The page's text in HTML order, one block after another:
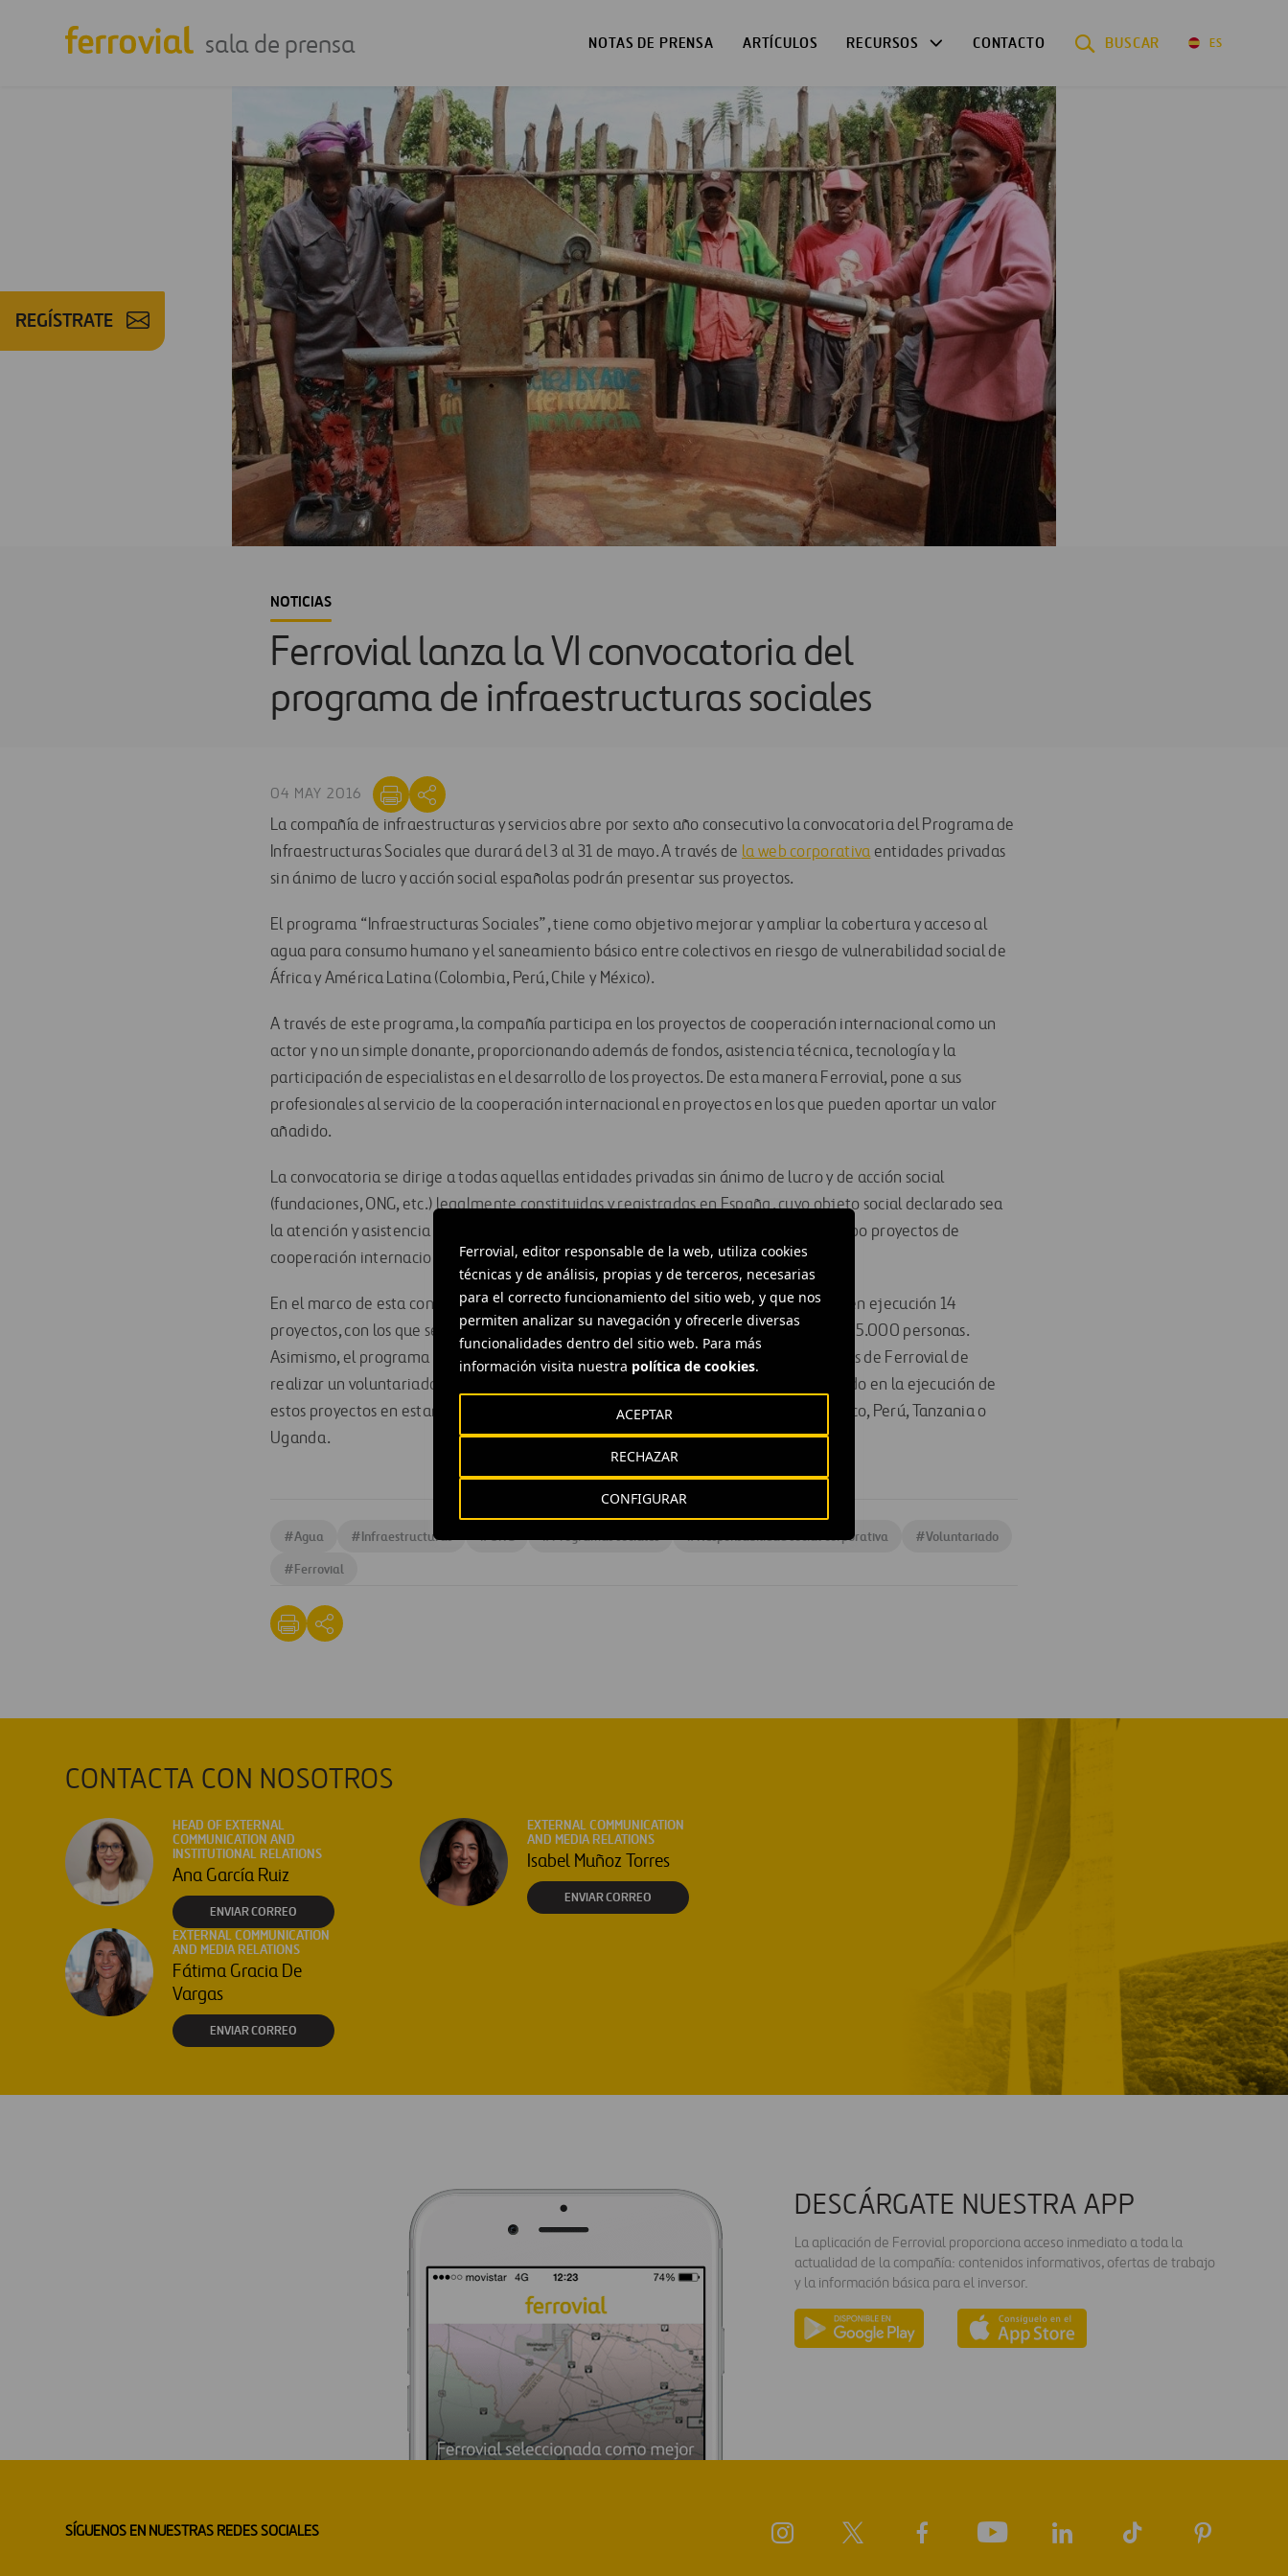
Ferrovial, editor responsable de la web, utiliza cookies
técnicas y de análisis, propias y de terceros, necesarias
para el correcto funcionamiento del sitio web, y que nos
permiten analizar su navegación y ofrecerle diversas
funcionalidades dentro del sitio web. Para más
información visita nuestra política de cookies.
CONFIGURAR
RECHAZAR
ACEPTAR
sala de prensa NOTAS DE PRENSA ARTÍCULOS RECURSOS CONTACTO BUSCAR ES
REGÍSTRATE
NOTICIAS
Ferrovial lanza la VI convocatoria del
programa de infraestructuras sociales
04 MAY 2016
La compañía de infraestructuras y servicios abre por sexto año consecutivo la convocatoria del Programa de
Infraestructuras Sociales que durará del 3 al 31 de mayo. A través de la web corporativaentidades privadas
sin ánimo de lucro y acción social españolas podrán presentar sus proyectos.
El programa “Infraestructuras Sociales”, tiene como objetivo mejorar y ampliar la cobertura y acceso al
agua para consumo humano y el saneamiento básico entre colectivos en riesgo de vulnerabilidad social de
África y América Latina (Colombia, Perú, Chile y México).
A través de este programa, la compañía participa en los proyectos de cooperación internacional como un
actor y no un simple donante, proporcionando además de fondos, asistencia técnica, tecnología y la
participación de especialistas en el desarrollo de los proyectos. De esta manera Ferrovial, pone a sus
profesionales al servicio de la cooperación internacional en proyectos en los que pueden aportar un valor
añadido.
La convocatoria se dirige a todas aquellas entidades privadas sin ánimo de lucro y de acción social
(fundaciones, ONG, etc.) legalmente constituidas y registradas en España, cuyo objeto social declarado sea
la atención y asistencia personas en riesgo de vulnerabilidad social, y que lleven a cabo proyectos de
cooperación internacional.
En el marco de esta convocatoria, a lo largo de estos años se han ejecutado o están en ejecución 14
proyectos, con los que se ha suministrado agua potable y/o saneamiento a más de 125.000 personas.
Asimismo, el programa Infraestructuras Sociales da la oportunidad a los trabajadores de Ferrovial de
realizar un voluntariado, siendo ya 69 los empleados de Ferrovial los que han apoyado en la ejecución de
estos proyectos en estancias de dos semanas en países como Colombia, Etiopía, México, Perú, Tanzania o
Uganda.
#Agua #Infraestructuras #ONG #Programas sociales #Responsabilidad social corporativa #Voluntariado
#Ferrovial
CONTACTA CON NOSOTROS
HEAD OF EXTERNAL
COMMUNICATION AND
INSTITUTIONAL RELATIONS
Ana García Ruiz
ENVIAR CORREO
EXTERNAL COMMUNICATION
AND MEDIA RELATIONS
Isabel Muñoz Torres
ENVIAR CORREO
EXTERNAL COMMUNICATION
AND MEDIA RELATIONS
Fátima Gracia De
Vargas
ENVIAR CORREO
DESCÁRGATE NUESTRA APP
La aplicación de Ferrovial proporciona acceso inmediato a toda la
actualidad de la compañía: contenidos informativos, ofertas de trabajo
y la información básica para el inversor.
SÍGUENOS EN NUESTRAS REDES SOCIALES